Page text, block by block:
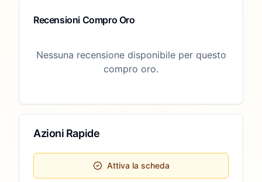
Recensioni Compro Oro
Nessuna recensione disponibile per questo
compro oro.
Azioni Rapide
Attiva la scheda